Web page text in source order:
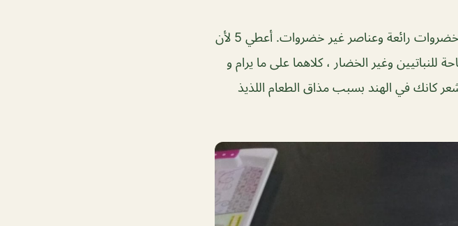
قمنا بزيارة Panchami عدة مرات ويمكن أن أوصي به. خضروات رائعة وعناصر غير خضروات. أعطي 5 لأن
للنباتيين وغير الخضار ، كلاهما على ما يرام و
كانك في الهند بسبب مذاق الطعام اللذيذ